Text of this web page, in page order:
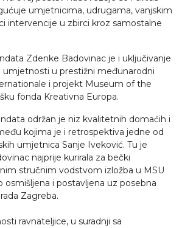
umjetnicima, udrugama, vanjskim
intervencije u zbirci kroz samostalne
Zdenke Badovinac je i uključivanje
umjetnosti u prestižni međunarodni
i projekt Museum of the
fonda Kreativna Europa.
održan je niz kvalitetnih domaćih i
kojima je i retrospektiva jedne od
umjetnica Sanje Iveković. Tu je
najprije kurirala za bečki
stručnim vodstvom izložba u MSU
osmišljena i postavljena uz posebna
Zagreba.
ravnateljice, u suradnji sa